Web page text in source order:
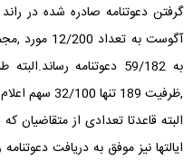
به 59/182 دعوتنامه
,ظرفیت 189 تنها 32/100 سهم اعلام شده بود.
ایالتها نیز موفق به دریافت دعوتنامه